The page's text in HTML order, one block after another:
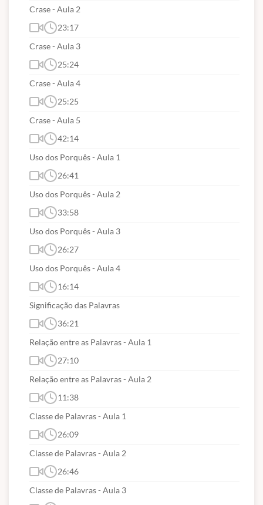
Crase - Aula 2
23:17
Crase - Aula 3
25:24
Crase - Aula 4
25:25
Crase - Aula 5
42:14
Uso dos Porquês - Aula 1
26:41
Uso dos Porquês - Aula 2
33:58
Uso dos Porquês - Aula 3
26:27
Uso dos Porquês - Aula 4
16:14
Significação das Palavras
36:21
Relação entre as Palavras - Aula 1
27:10
Relação entre as Palavras - Aula 2
11:38
Classe de Palavras - Aula 1
26:09
Classe de Palavras - Aula 2
26:46
Classe de Palavras - Aula 3